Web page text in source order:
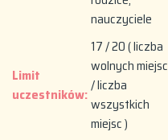
nauczyciele
Limit
uczestników:
17 / 20 ( liczba
wolnych miejsc
/ liczba
wszystkich
miejsc )